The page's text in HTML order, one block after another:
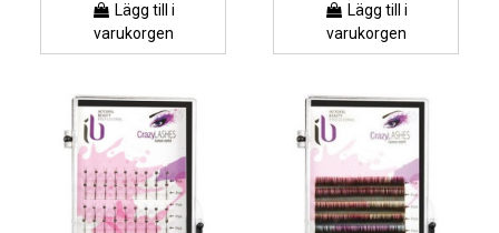
Lägg till i
varukorgen
Lägg till i
varukorgen